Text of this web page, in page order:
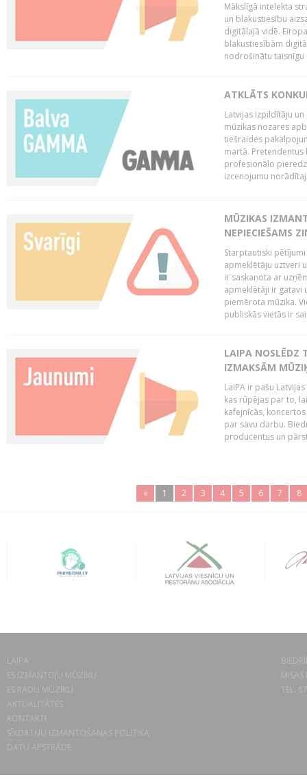
Mākslīgā intelekta
un blakustiesību
digitālajā vidē.
blakustiesībām
nodrošinātu taisnīgu
ATKLĀTS
Latvijas Izpildītāju
mūzikas nozares
tiešraides
martā. Pretendentus
profesionālo
izcenojumu
MŪZIKAS
NEPIECIEŠAMS
Starptautiski
apmeklētāju uztveri
ir saskaņota ar
apmeklētāji ir gatavi
piemērota mūzika.
publiskās vietās ir
LAIPA NOSLĒDZ
IZMAKSĀM
LaIPA ir pašu
kas rūpējas par to,
kafejnīcās,
par savu darbu.
producentus un
« 1 2 3 4 5 6 7 8
LAIPA
ES IZMANTOJU MŪZIKU
ES RADU MŪZIKU
AKTUALITĀTES
KONTAKTI
SĪKDATŅU IZMANTOŠANAS POLITIKA
DATU APSTRĀDE
TEL.